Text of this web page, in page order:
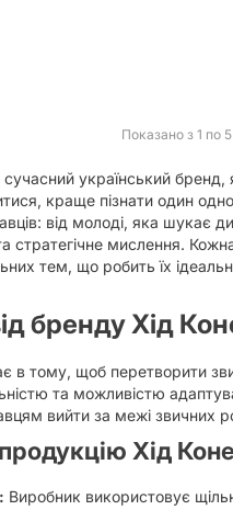
Показано з 1 по 5
український бренд,
краще пізнати один
від молоді, яка шукає
та стратегічне мислення.
тем, що робить їх
бренду Хід
в тому, щоб перетворити
та можливістю
вийти за межі звичних
Хід
Виробник використовує